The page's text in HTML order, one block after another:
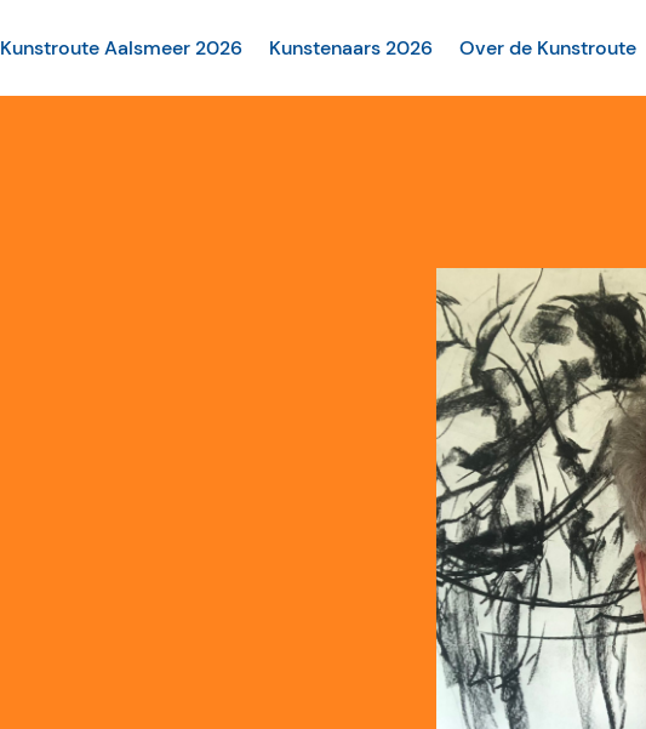
Kunstroute Aalsmeer 2026 Kunstenaars 2026 Over de Kunstroute